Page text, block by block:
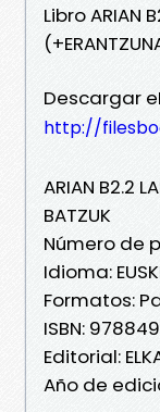
Libro ARIAN
Descargar
http://
ARIAN B2.2
BATZUK
Número de
Idioma:
Formatos:
ISBN:
Editorial:
Año de